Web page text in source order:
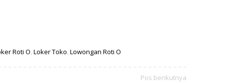
Roti O, Loker Toko, Lowongan Roti O
Pos berikutnya